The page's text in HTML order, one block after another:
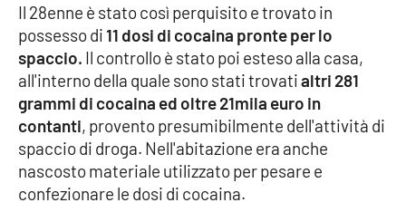
Cronaca
Cultura
Economia e Lavoro
Politica
Sanità
Il 28enne è stato così perquisito e trovato in
possesso di11 dosi di cocaina pronte per lo
spaccio. Il controllo è stato poi esteso alla casa,
all'interno della quale sono stati trovatialtri 281
grammi di cocaina ed oltre 21mila euro in
contanti, provento presumibilmente dell'attività di
spaccio di droga. Nell'abitazione era anche
nascosto materiale utilizzato per pesare e
confezionare le dosi di cocaina.